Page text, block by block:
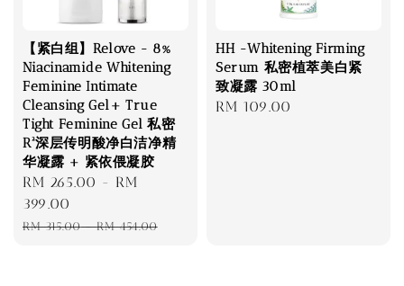
【紧白组】Relove - 8%
Niacinamide Whitening
Feminine Intimate
Cleansing Gel+ True
Tight Feminine Gel 私密
R²深层传明酸净白洁净精
华凝露 + 紧依偎凝胶
Sale
price
RM 265.00 - RM
399.00
Regular
RM 315.00-RM 454.00
HH -Whitening Firming
Serum 私密植萃美白紧
致凝露 30ml
Regular
RM 109.00